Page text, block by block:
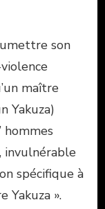
son
maître
Yakuza)
invulnérable
spécifique à
Yakuza ».